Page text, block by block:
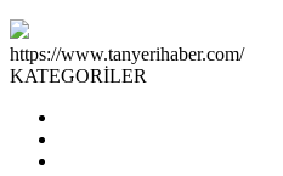
https://www.tanyerihaber.com/
KATEGORİLER